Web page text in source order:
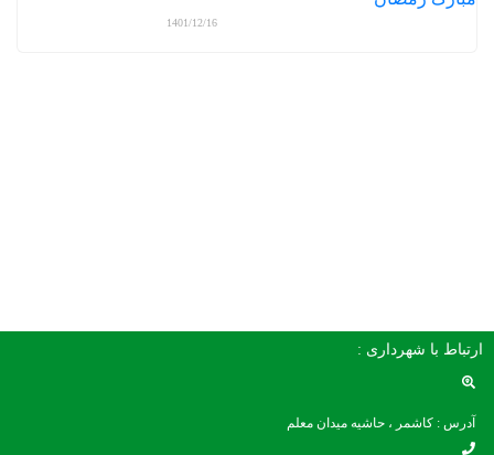
1401/12/16
ارتباط با شهرداری :
آدرس : کاشمر ، حاشیه میدان معلم